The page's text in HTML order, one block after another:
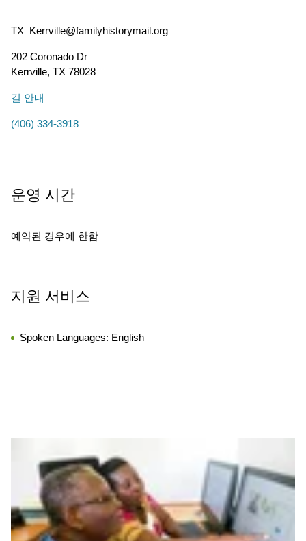
TX_Kerrville@familyhistorymail.org
202 Coronado Dr
Kerrville, TX 78028
길 안내
(406) 334-3918
운영 시간
예약된 경우에 한함
지원 서비스
Spoken Languages: English